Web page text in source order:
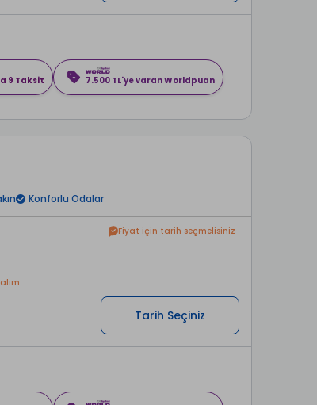
9 Taksit 7.500 TL'ye varan Worldpuan
Konforlu Odalar
Fiyat için tarih seçmelisiniz
Tarih Seçiniz